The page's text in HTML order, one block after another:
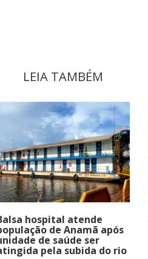
LEIA TAMBÉM
hospital atende
de Anamã após
de saúde ser
pela subida do rio